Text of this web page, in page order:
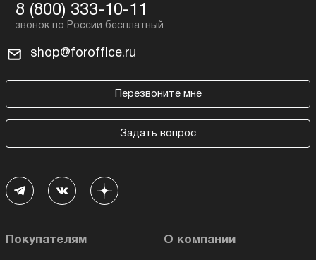
8 (800) 333-10-11
shop@foroffice.ru
Перезвоните мне
Задать вопрос
Покупателям О компании